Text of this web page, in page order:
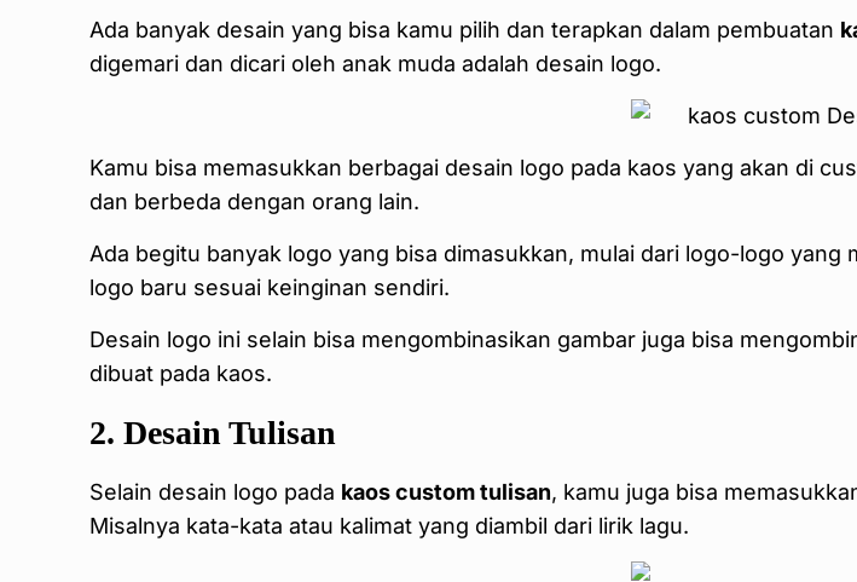
Ada banyak desain yang bisa kamu pilih dan terapkan dalam pembuatan
digemari dan dicari oleh anak muda adalah desain logo.
Kamu bisa memasukkan berbagai desain logo pada kaos yang akan di
dan berbeda dengan orang lain.
Ada begitu banyak logo yang bisa dimasukkan, mulai dari logo-logo
logo baru sesuai keinginan sendiri.
Desain logo ini selain bisa mengombinasikan gambar juga bisa
dibuat pada kaos.
2. Desain Tulisan
Selain desain logo pada kaos custom tulisan, kamu juga bisa
Misalnya kata-kata atau kalimat yang diambil dari lirik lagu.